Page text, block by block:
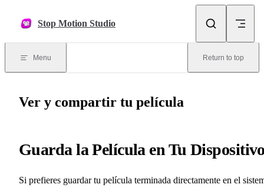
Stop Motion Studio
Menu Return to top
Ver y compartir tu película
Guarda la Película en Tu
Si prefieres guardar tu película terminada directamente en el